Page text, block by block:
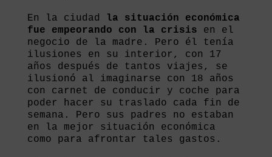
En la ciudad
la situación económica
fue empeorando con la crisis en el
negocio de la madre. Pero él tenía
ilusiones en su interior, con 17
años después de tantos viajes, se
ilusionó al imaginarse con 18 años
con carnet de conducir y coche para
poder hacer su traslado cada fin de
semana. Pero sus padres no estaban
en la mejor situación económica
como para afrontar tales gastos.